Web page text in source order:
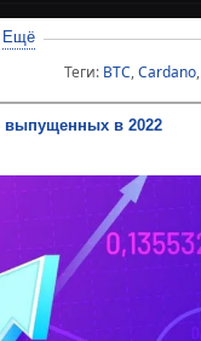
Ещё
Теги: BTC,Cardano,
выпущенных в 2022